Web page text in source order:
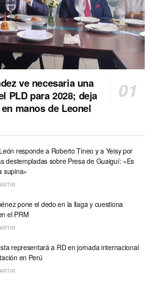
ve necesaria una
PLD para 2028; deja
manos de Leonel
responde a Roberto Tineo y a Yeisy por
destempladas sobre Presa de Guaiguí: «Es
supina»
pone el dedo en la llaga y cuestiona
el PRM
representará a RD en jornada internacional
en Perú